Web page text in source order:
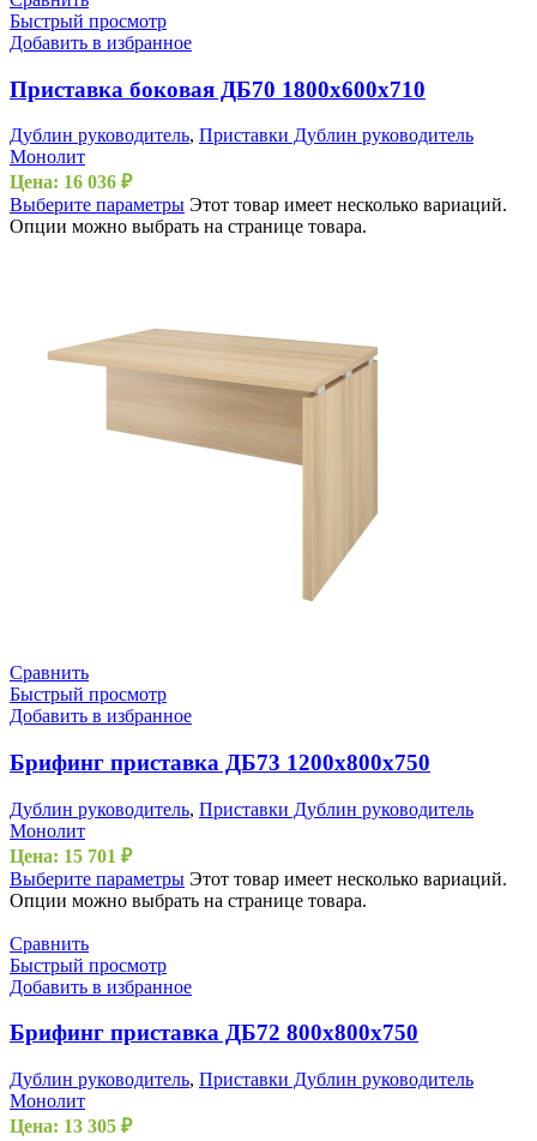
Быстрый просмотр
Добавить в избранное
Приставка боковая ДБ70 1800х600х710
Дублин руководитель, Приставки Дублин руководитель
Монолит
Цена: 16 036 ₽
Выберите параметры Этот товар имеет несколько вариаций.
Опции можно выбрать на странице товара.
Сравнить
Быстрый просмотр
Добавить в избранное
Брифинг приставка ДБ73 1200х800х750
Дублин руководитель, Приставки Дублин руководитель
Монолит
Цена: 15 701 ₽
Выберите параметры Этот товар имеет несколько вариаций.
Опции можно выбрать на странице товара.
Сравнить
Быстрый просмотр
Добавить в избранное
Брифинг приставка ДБ72 800х800х750
Дублин руководитель, Приставки Дублин руководитель
Монолит
Цена: 13 305 ₽